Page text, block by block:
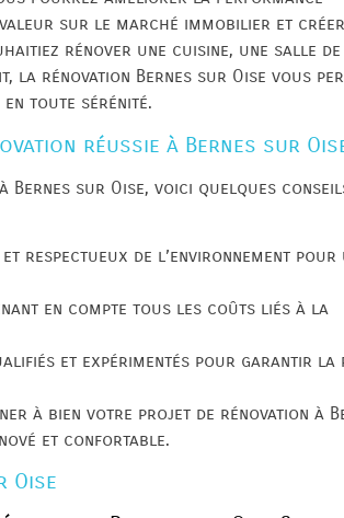
sur le marché immobilier et
rénover une cuisine, une salle de
la rénovation Bernes sur Oise vous
toute sérénité.
réussie à Bernes sur
sur Oise, voici quelques
respectueux de l’environnement pour
en compte tous les coûts liés à la
et expérimentés pour garantir la
à bien votre projet de rénovation à
et confortable.
Oise